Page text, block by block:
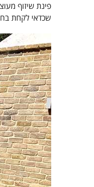
פינת שיזוף
שכדאי לקחת